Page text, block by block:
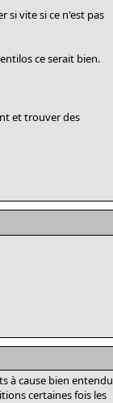
si vite si ce n'est pas
ce serait bien.
et trouver des
à cause bien entendu
certaines fois les